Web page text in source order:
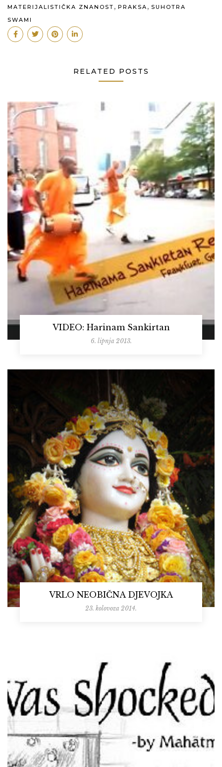
MATERIJALISTIČKA ZNANOST , PRAKSA , SUHOTRA
SWAMI
RELATED POSTS
VIDEO: Harinam Sankirtan
6. lipnja 2013.
VRLO NEOBIČNA DJEVOJKA
23. kolovoza 2014.